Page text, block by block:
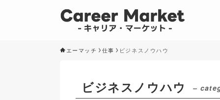
エーマッチ 仕事 ビジネスノウハウ
ビジネスノウハウ –